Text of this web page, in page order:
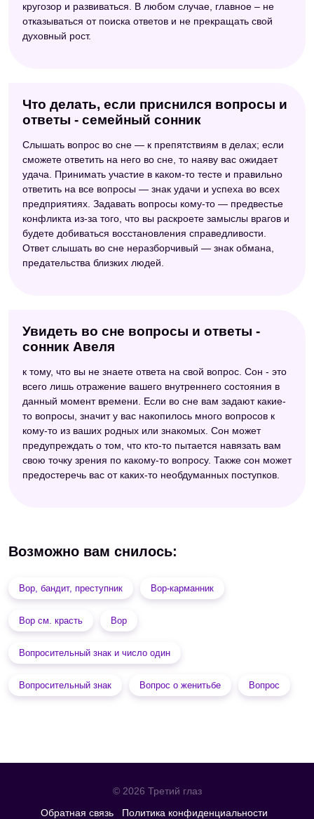
кругозор и развиваться. В любом случае, главное – не
отказываться от поиска ответов и не прекращать свой
духовный рост.
Что делать, если приснился вопросы и
ответы - семейный сонник
Слышать вопрос во сне — к препятствиям в делах; если
сможете ответить на него во сне, то наяву вас ожидает
удача. Принимать участие в каком-то тесте и правильно
ответить на все вопросы — знак удачи и успеха во всех
предприятиях. Задавать вопросы кому-то — предвестье
конфликта из-за того, что вы раскроете замыслы врагов и
будете добиваться восстановления справедливости.
Ответ слышать во сне неразборчивый — знак обмана,
предательства близких людей.
Увидеть во сне вопросы и ответы -
сонник Авеля
к тому, что вы не знаете ответа на свой вопрос. Сон - это
всего лишь отражение вашего внутреннего состояния в
данный момент времени. Если во сне вам задают какие-
то вопросы, значит у вас накопилось много вопросов к
кому-то из ваших родных или знакомых. Сон может
предупреждать о том, что кто-то пытается навязать вам
свою точку зрения по какому-то вопросу. Также сон может
предостеречь вас от каких-то необдуманных поступков.
Возможно вам снилось:
Вор, бандит, преступник Вор-карманник
Вор см. красть Вор
Вопросительный знак и число один
Вопросительный знак Вопрос о женитьбе Вопрос
© 2026 Третий глаз
Обратная связь
Политика конфиденциальности